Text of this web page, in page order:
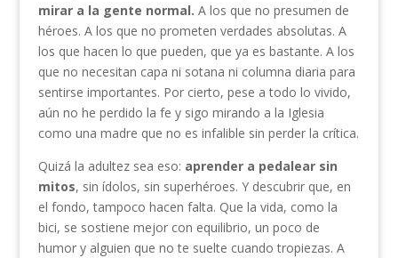
mirar a la gente normal. A los que no presumen de
héroes. A los que no prometen verdades absolutas. A
los que hacen lo que pueden, que ya es bastante. A los
que no necesitan capa ni sotana ni columna diaria para
sentirse importantes. Por cierto, pese a todo lo vivido,
aún no he perdido la fe y sigo mirando a la Iglesia
como una madre que no es infalible sin perder la crítica.
Quizá la adultez sea eso: aprender a pedalear sin
mitos, sin ídolos, sin superhéroes. Y descubrir que, en
el fondo, tampoco hacen falta. Que la vida, como la
bici, se sostiene mejor con equilibrio, un poco de
humor y alguien que no te suelte cuando tropiezas. A